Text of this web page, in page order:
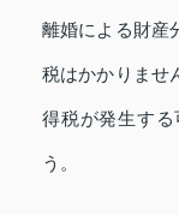
離婚による財産
税はかかりませ
得税が発生す
う。